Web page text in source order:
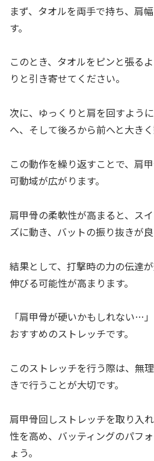
まず、タオルを両手で持ち、肩
す。
このとき、タオルをピンと張る
りと引き寄せてください。
次に、ゆっくりと肩を回すよう
へ、そして後ろから前へと大きく
この動作を繰り返すことで、肩
可動域が広がります。
肩甲骨の柔軟性が高まると、ス
ズに動き、バットの振り抜きが良
結果として、打撃時の力の伝達
伸びる可能性が高まります。
「肩甲骨が硬いかもしれない…
おすすめのストレッチです。
このストレッチを行う際は、無
きで行うことが大切です。
肩甲骨回しストレッチを取り入
性を高め、バッティングのパフ
ょう。